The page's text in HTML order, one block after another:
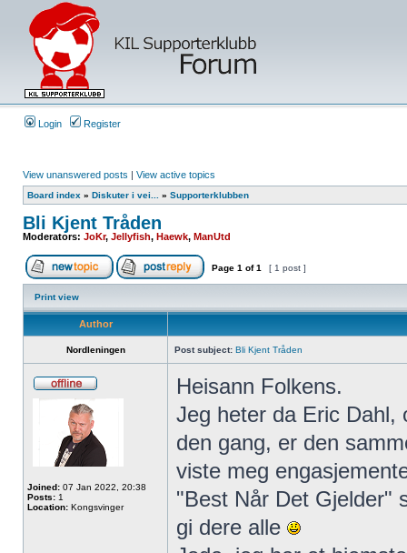
Login Register
View unanswered posts | View active topics
Board index » Diskuter i vei... » Supporterklubben
Bli Kjent Tråden
Moderators: JoKr, Jellyfish, Haewk, ManUtd
Page 1 of1 [ 1 post ]
Print view
Author
Nordleningen Post subject: Bli Kjent Tråden
Joined: 07 Jan 2022, 20:38
Posts: 1
Location: Kongsvinger
Heisann Folkens.
Jeg heter da Eric Dahl,
den gang, er den
viste meg
"Best Når Det Gjelder"
gi dere alle